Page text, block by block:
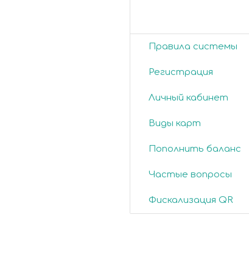
Правила системы
Регистрация
Личный кабинет
Виды карт
Пополнить баланс
Частые вопросы
Фискализация QR